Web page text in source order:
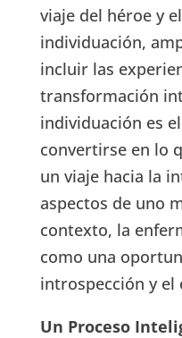
viaje del héroe y
individuación,
incluir las
transformación
individuación es
convertirse en lo
un viaje hacia la
aspectos de uno
contexto, la
como una
introspección y
Un Proceso